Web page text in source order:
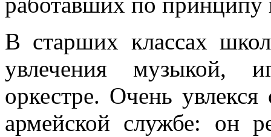
В старших классах
увлечения музыкой,
оркестре. Очень увлекся
армейской службе: он